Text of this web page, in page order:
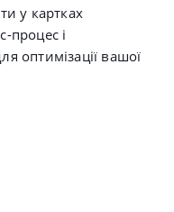
у картках
процес і
оптимізації вашої